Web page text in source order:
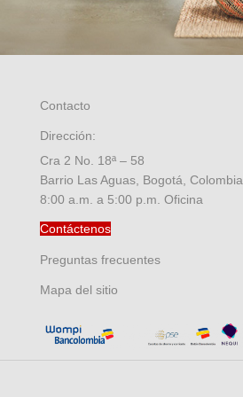
Contacto
Dirección:
Cra 2 No. 18ª – 58
Barrio Las Aguas, Bogotá, Colombia
8:00 a.m. a 5:00 p.m. Oficina
Contáctenos
Preguntas frecuentes
Mapa del sitio